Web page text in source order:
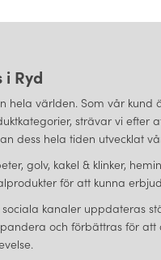
i Ryd
världen. Som vår kund
strävar vi efter
dess hela tiden utvecklat
golv, kakel & klinker,
för att kunna
kanaler uppdateras
och förbättras för att